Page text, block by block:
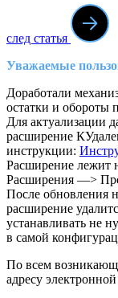
след статья
Уважаемые
Доработали
остатки и обороты
Для актуализации
расширение
инструкции:
Расширение лежит
Расширения —>
После обновления
расширение
устанавливать не
в самой
По всем
адресу